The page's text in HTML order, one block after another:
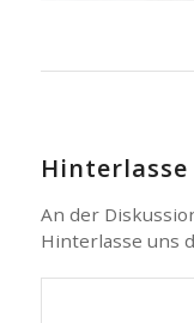
An der
Hinterlasse uns